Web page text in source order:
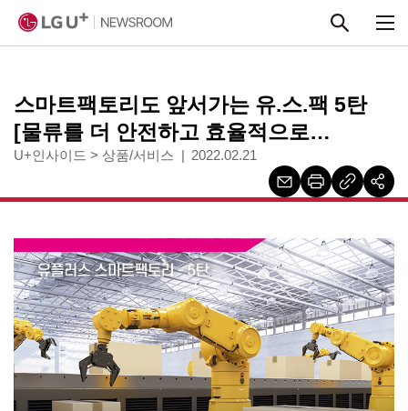
스마트팩토리도 앞서가는 유.스.팩 5탄
[물류를 더 안전하고 효율적으로
관리하는 유플러스의 스마트팩토리 물류
U+인사이드 > 상품/서비스 2022.02.21